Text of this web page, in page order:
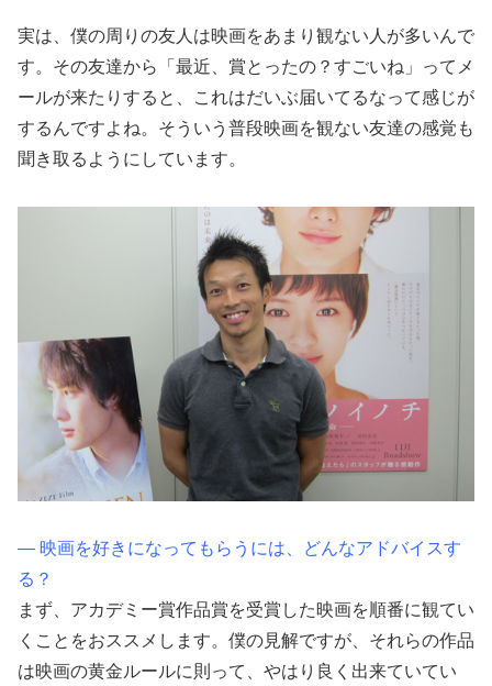
実は、僕の周りの友人は映画をあまり観ない人が多いんで
す。その友達から「最近、賞とったの？すごいね」ってメ
ールが来たりすると、これはだいぶ届いてるなって感じが
するんですよね。そういう普段映画を観ない友達の感覚も
聞き取るようにしています。
― 映画を好きになってもらうには、どんなアドバイスす
る？
まず、アカデミー賞作品賞を受賞した映画を順番に観てい
くことをおススメします。僕の見解ですが、それらの作品
は映画の黄金ルールに則って、やはり良く出来ていてい